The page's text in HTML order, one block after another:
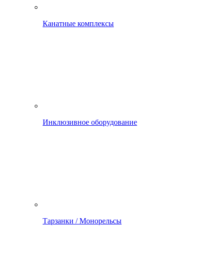
Канатные комплексы
Инклюзивное оборудование
Тарзанки / Монорельсы